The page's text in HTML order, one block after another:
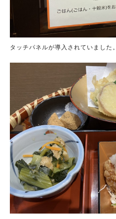
タッチパネルが導入されていました。